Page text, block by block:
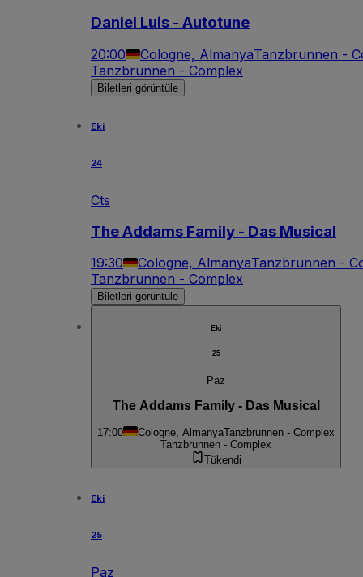
Daniel Luis - Autotune
20:00 Cologne, AlmanyaTanzbrunnen -
Tanzbrunnen - Complex
Biletleri görüntüle
Eki
24
Cts
The Addams Family - Das Musical
19:30 Cologne, AlmanyaTanzbrunnen -
Tanzbrunnen - Complex
Biletleri görüntüle
Eki
25
Paz
The Addams Family - Das Musical
17:00 Cologne, AlmanyaTanzbrunnen - Complex
Tanzbrunnen - Complex
Tükendi
Eki
25
Paz